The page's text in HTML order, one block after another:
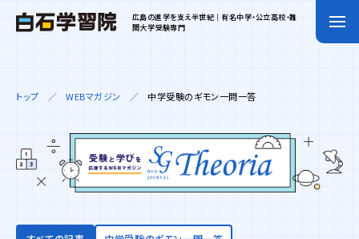
広島の進学を支え半世紀｜有名中学・公立高校・難
関大学受験専門
トップ WEBマガジン 中学受験のギモン一問一答